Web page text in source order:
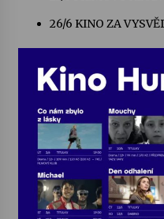
Letní
22. 7. 2026
Vysočinka
17. 7.
Ozvěny
14. 7.
26/6 KINO ZA